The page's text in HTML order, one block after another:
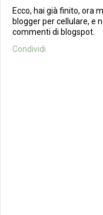
Ecco, hai già finito, ora
blogger per cellulare, e
commenti di blogspot.
Condividi